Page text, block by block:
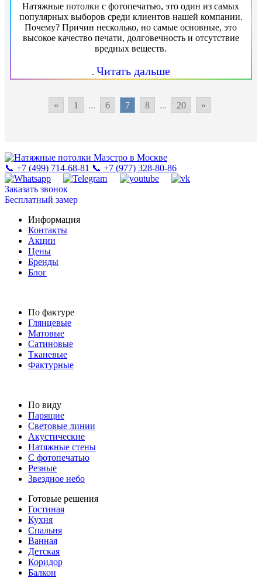
Натяжные потолки с фотопечатью, это один из самых
популярных выборов среди клиентов нашей компании.
Почему? Причин несколько, но самые основные, это
высокое качество печати, долговечность и отсутствие
вредных веществ.
. Читать дальше
« 1 ... 6 7 8 ... 20 »
📞 +7 (499) 714-68-81 📞 +7 (977) 328-80-86
Заказать звонок
Бесплатный замер
Информация
Контакты
Акции
Цены
Бренды
Блог
По фактуре
Глянцевые
Матовые
Сатиновые
Тканевые
Фактурные
По виду
Парящие
Световые линии
Акустические
Натяжные стены
С фотопечатью
Резные
Звездное небо
Готовые решения
Гостиная
Кухня
Спальня
Ванная
Детская
Коридор
Балкон